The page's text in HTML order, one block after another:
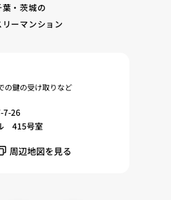
ブサイトの利用履歴に関
いて、調査・分析会社、
者等」といいます。）が既
社から取得する個人情報を
ェブサイトの利用履歴等の
測定およびその結果を利用
ィング活動を行うため
・茨城の
ーマンション
の鍵の受け取りなど
7-26
415号室
周辺地図を見る